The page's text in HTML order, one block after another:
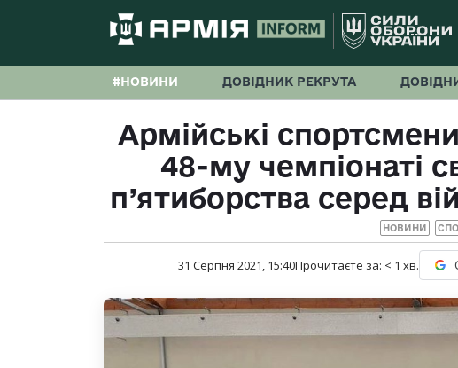
#НОВИНИ ДОВІДНИК РЕКРУТА
Армійські
48-му чемпіонаті
п’ятиборства серед
НОВИНИ
31 Серпня 2021, 15:40Прочитаєте за: < 1 хв.